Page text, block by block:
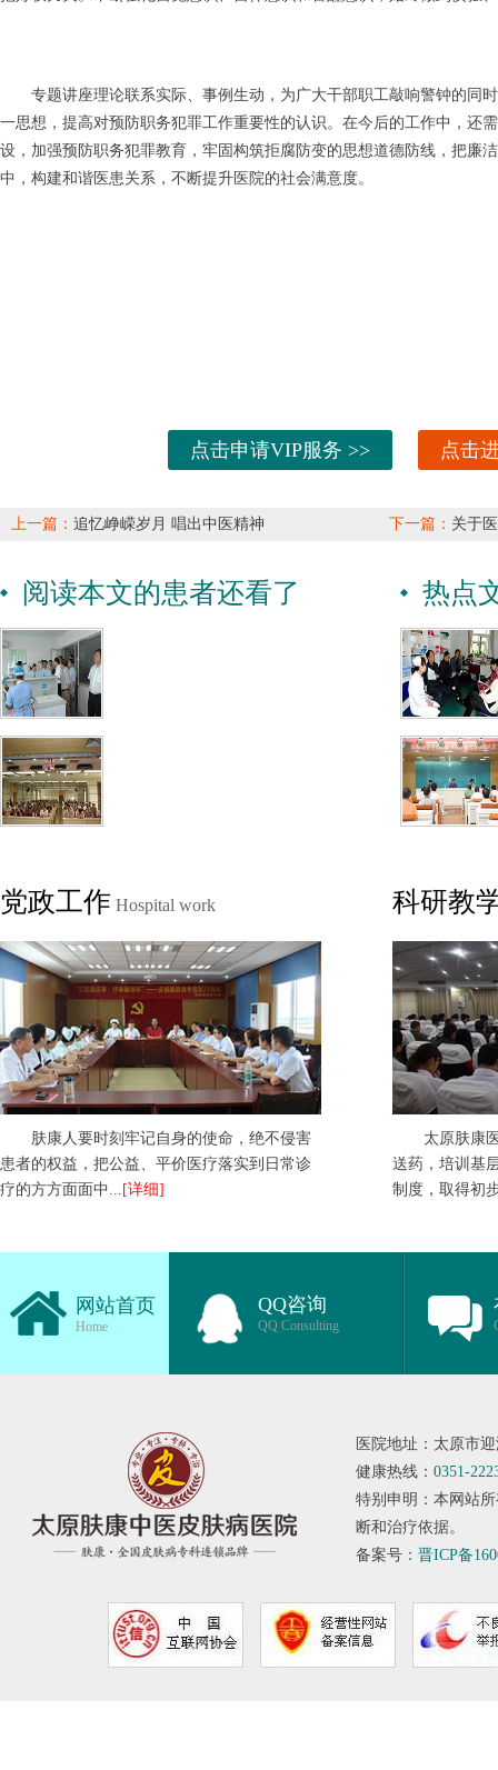
专题讲座理论联系实际、事例生动，为广大干部职工敲响警钟的同
一思想，提高对预防职务犯罪工作重要性的认识。在今后的工作中，还
设，加强预防职务犯罪教育，牢固构筑拒腐防变的思想道德防线，把廉
中，构建和谐医患关系，不断提升医院的社会满意度。
点击申请VIP服务 >> 点击
上一篇： 追忆峥嵘岁月 唱出中医精神 下一篇： 关于
阅读本文的患者还看了 热点
党政工作 Hospital work
肤康人要时刻牢记自身的使命，绝不侵害
患者的权益，把公益、平价医疗落实到日常诊
疗的方方面面中... [详细]
科研教
太原肤康
送药，培训基
制度，取得初
网站首页
Home
QQ咨询
QQ Consulting
医院地址：太原市
健康热线： 0351-
特别申明：本网站
断和治疗依据。
备案号： 晋ICP备